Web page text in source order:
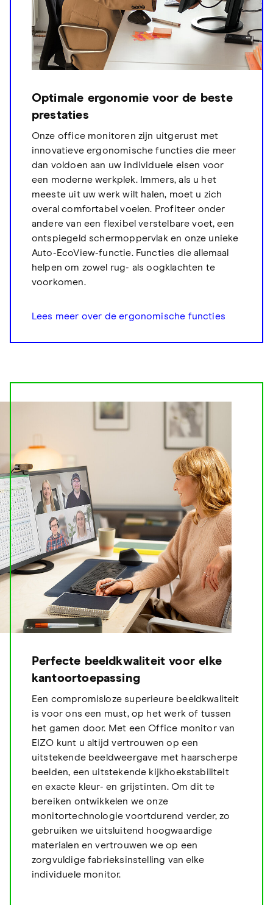
Optimale ergonomie voor de beste
prestaties
Onze office monitoren zijn uitgerust met
innovatieve ergonomische functies die meer
dan voldoen aan uw individuele eisen voor
een moderne werkplek. Immers, als u het
meeste uit uw werk wilt halen, moet u zich
overal comfortabel voelen. Profiteer onder
andere van een flexibel verstelbare voet, een
ontspiegeld schermoppervlak en onze unieke
Auto-EcoView-functie. Functies die allemaal
helpen om zowel rug- als oogklachten te
voorkomen.
Lees meer over de ergonomische functies
Perfecte beeldkwaliteit voor elke
kantoortoepassing
Een compromisloze superieure beeldkwaliteit
is voor ons een must, op het werk of tussen
het gamen door. Met een Office monitor van
EIZO kunt u altijd vertrouwen op een
uitstekende beeldweergave met haarscherpe
beelden, een uitstekende kijkhoekstabiliteit
en exacte kleur- en grijstinten. Om dit te
bereiken ontwikkelen we onze
monitortechnologie voortdurend verder, zo
gebruiken we uitsluitend hoogwaardige
materialen en vertrouwen we op een
zorgvuldige fabrieksinstelling van elke
individuele monitor.